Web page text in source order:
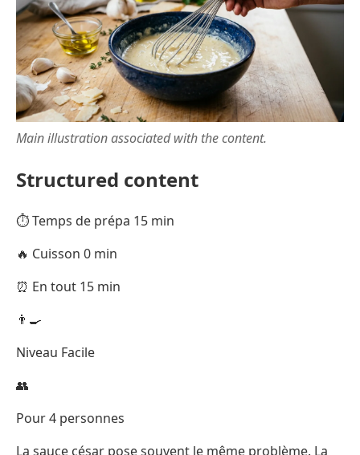
Main illustration associated with the content.
Structured content
⏱️ Temps de prépa 15 min
🔥 Cuisson 0 min
⏰ En tout 15 min
👨‍🍳
Niveau Facile
👥
Pour 4 personnes
La sauce césar pose souvent le même problème. La